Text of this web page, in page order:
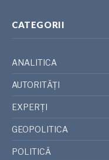
CATEGORII
ANALITICA
AUTORITĂȚI
EXPERȚI
GEOPOLITICA
POLITICĂ